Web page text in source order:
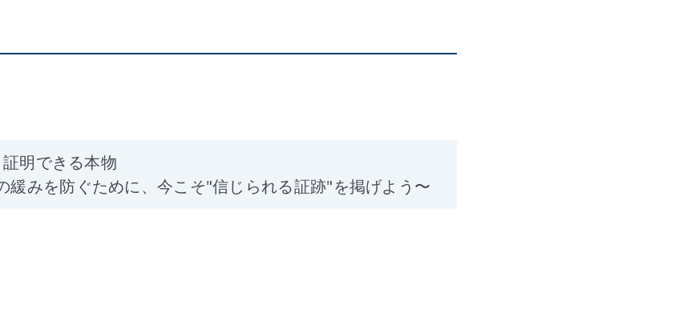
明できる本物
緩みを防ぐために、今こそ"信じられる証跡"を掲げよう〜